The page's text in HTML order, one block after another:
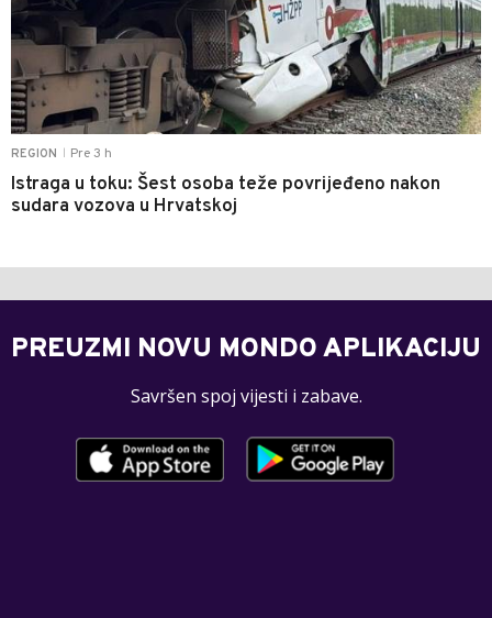
REGION Pre 3 h
Istraga u toku: Šest osoba teže povrijeđeno nakon
sudara vozova u Hrvatskoj
PREUZMI NOVU MONDO APLIKACIJU
Savršen spoj vijesti i zabave.